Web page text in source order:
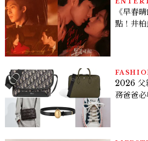
《早春
點！井
2026 父
務爸爸